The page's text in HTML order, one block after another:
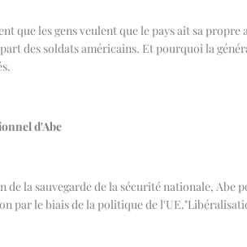
que les gens veulent que le pays ait sa
des soldats américains. Et pourquoi la
d'Abe
de la sauvegarde de la sécurité nationale, Abe
par le biais de la politique de l'UE."